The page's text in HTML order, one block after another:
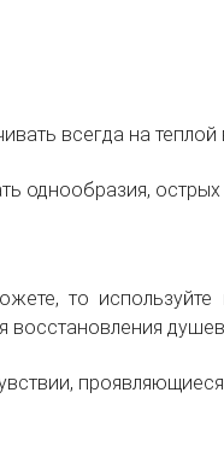
всегда на теплой
однообразия,
то используйте
восстановления